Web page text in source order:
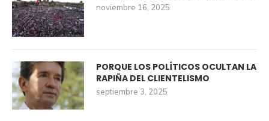
noviembre 16, 2025
PORQUE LOS POLÍTICOS OCULTAN LA
RAPIÑA DEL CLIENTELISMO
septiembre 3, 2025